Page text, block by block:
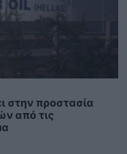
στην προστασία
από τις